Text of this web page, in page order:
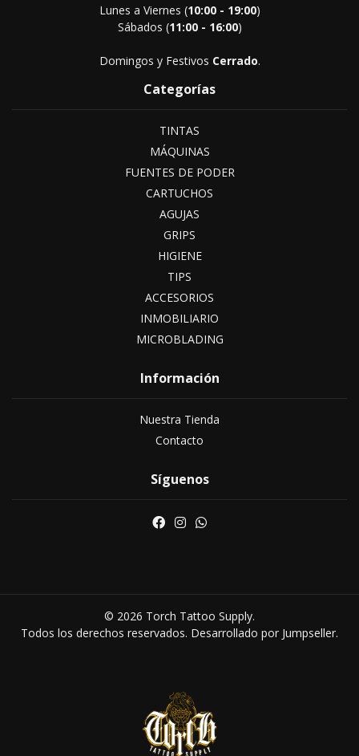
Lunes a Viernes (10:00 - 19:00)
Sábados (11:00 - 16:00)
Domingos y Festivos Cerrado.
Categorías
TINTAS
MÁQUINAS
FUENTES DE PODER
CARTUCHOS
AGUJAS
GRIPS
HIGIENE
TIPS
ACCESORIOS
INMOBILIARIO
MICROBLADING
Información
Nuestra Tienda
Contacto
Síguenos
© 2026 Torch Tattoo Supply.
Todos los derechos reservados. Desarrollado por Jumpseller.